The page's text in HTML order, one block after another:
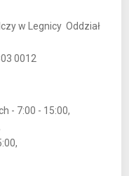
w Legnicy Oddział
0012
- 7:00 - 15:00,